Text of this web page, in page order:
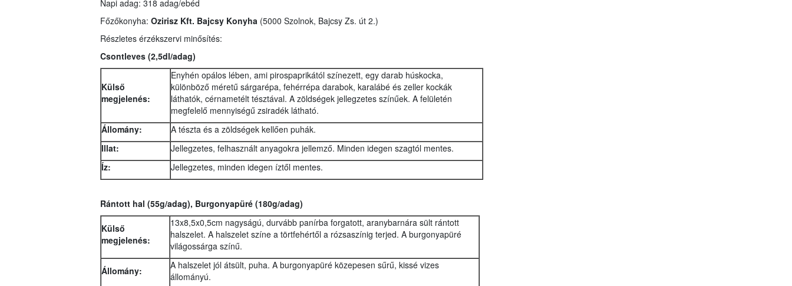
Napi adag: 318 adag/ebéd
Főzőkonyha: Ozirisz Kft. Bajcsy Konyha (5000 Szolnok, Bajcsy Zs. út 2.)
Részletes érzékszervi minősítés:
Csontleves (2,5dl/adag)
Külső
megjelenés:
Enyhén opálos lében, ami pirospaprikától színezett, egy darab húskocka,
különböző méretű sárgarépa, fehérrépa darabok, karalábé és zeller kockák
láthatók, cérnametélt tésztával. A zöldségek jellegzetes színűek. A felületén
megfelelő mennyiségű zsiradék látható.
Állomány:
A tészta és a zöldségek kellően puhák.
Illat:
Jellegzetes, felhasznált anyagokra jellemző. Minden idegen szagtól mentes.
Íz:
Jellegzetes, minden idegen íztől mentes.
Rántott hal (55g/adag), Burgonyapüré (180g/adag)
Külső
megjelenés:
13x8,5x0,5cm nagyságú, durvább panírba forgatott, aranybarnára sült rántott
halszelet. A halszelet színe a törtfehértől a rózsaszínig terjed. A burgonyapüré
világossárga színű.
Állomány:
A halszelet jól átsült, puha. A burgonyapüré közepesen sűrű, kissé vizes
állományú.